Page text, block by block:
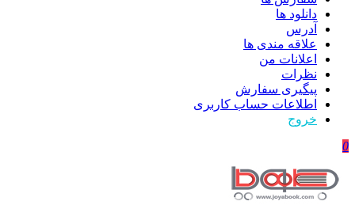
دانلود ها
آدرس
علاقه مندی ها
اعلانات من
نظرات
پیگیری سفارش
اطلاعات حساب كاربری
خروج
0